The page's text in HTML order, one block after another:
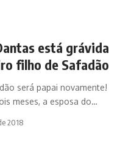
está grávida
filho de Safadão
será papai novamente!
meses, a esposa do…
2018